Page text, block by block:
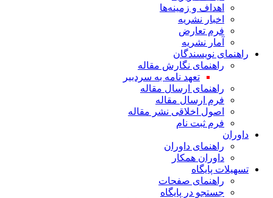
اهداف و زمینه‌ها
اخبار نشریه
فرم تعارض
آمار نشریه
راهنمای نویسندگان
راهنمای نگارش مقاله
تعهد نامه به سردبیر
راهنمای ارسال مقاله
فرم ارسال مقاله
اصول اخلاقی نشر مقاله
فرم ثبت نام
داوران
راهنمای داوران
داوران همکار
تسهیلات پایگاه
راهنمای صفحات
جستجو در پایگاه